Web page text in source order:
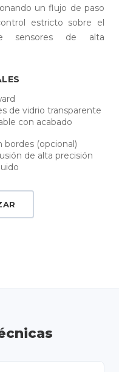
un flujo de paso
estricto sobre el
sensores de alta
de vidrio transparente
con acabado
bordes (opcional)
de alta precisión